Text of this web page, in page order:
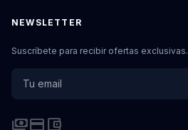
NEWSLETTER
Suscríbete para recibir ofertas exclusivas.
paymentscredit_cardaccount_balance_wallet